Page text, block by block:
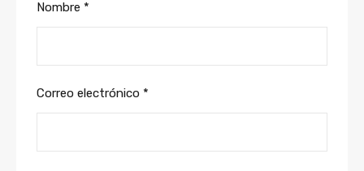
Nombre *
Correo electrónico *